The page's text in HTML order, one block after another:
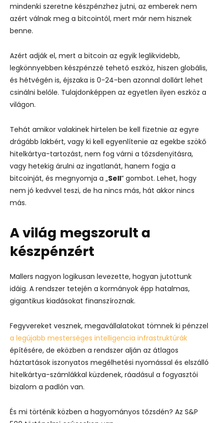
mindenki szeretne készpénzhez jutni, az emberek nem
azért válnak meg a bitcointól, mert már nem hisznek
benne.
Azért adják el, mert a bitcoin az egyik leglikvidebb,
legkönnyebben készpénzzé tehető eszköz, hiszen globális,
és hétvégén is, éjszaka is 0-24-ben azonnal dollárt lehet
csinálni belőle. Tulajdonképpen az egyetlen ilyen eszköz a
világon.
Tehát amikor valakinek hirtelen be kell fizetnie az egyre
drágább lakbért, vagy ki kell egyenlítenie az egekbe szökő
hitelkártya-tartozást, nem fog várni a tőzsdenyitásra,
vagy hetekig árulni az ingatlanát, hanem fogja a
bitcoinját, és megnyomja a „Sell” gombot. Lehet, hogy
nem jó kedvvel teszi, de ha nincs más, hát akkor nincs
más.
A világ megszorult a
készpénzért
Mallers nagyon logikusan levezette, hogyan jutottunk
idáig. A rendszer tetején a kormányok épp hatalmas,
gigantikus kiadásokat finanszíroznak.
Fegyvereket vesznek, megavállalatokat tömnek ki pénzzel
a legújabb mesterséges intelligencia infrastruktúrák
építésére, de eközben a rendszer alján az átlagos
háztartások iszonyatos megélhetési nyomással és elszálló
hitelkártya-számlákkal küzdenek, ráadásul a fogyasztói
bizalom a padlón van.
És mi történik közben a hagyományos tőzsdén? Az S&P